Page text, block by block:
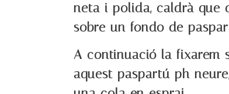
neta i polida, caldrà que
sobre un fondo de
A continuació la fixarem
aquest paspartú ph